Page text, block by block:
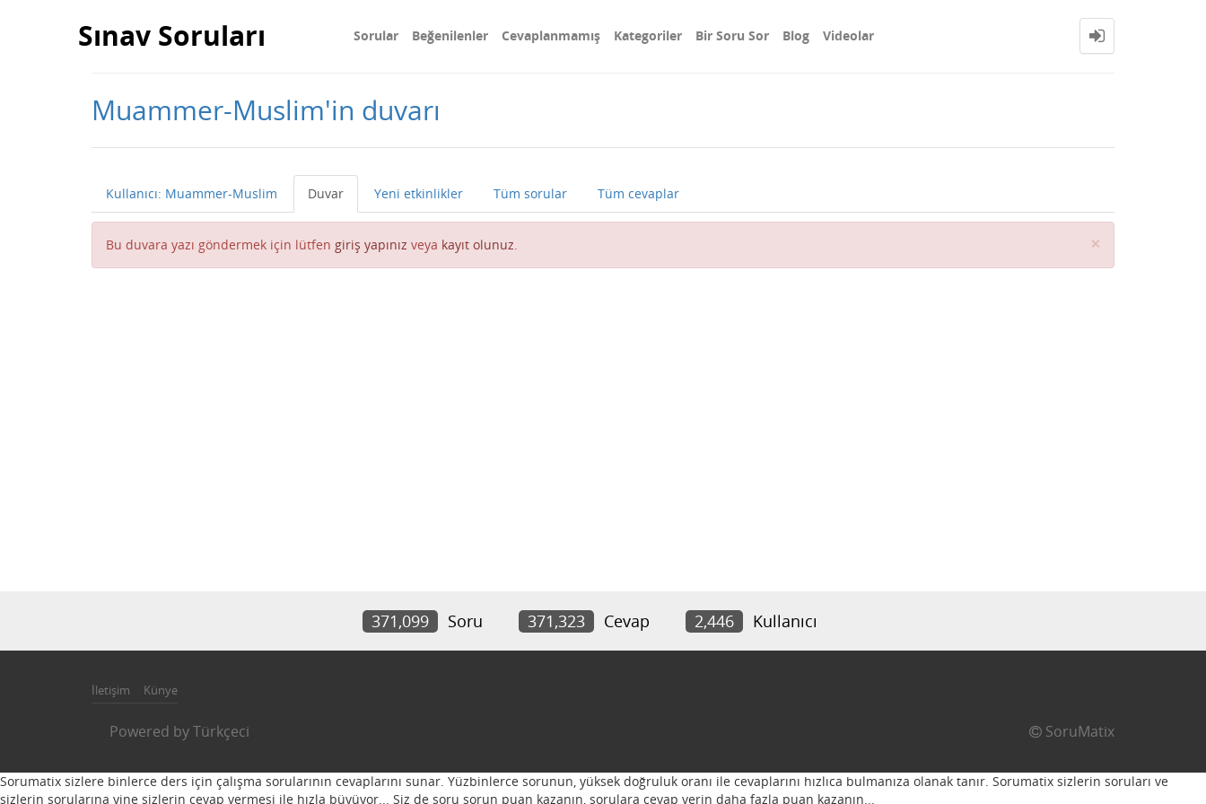
Sınav Soruları Sorular Beğenilenler Cevaplanmamış Kategoriler Bir Soru Sor Blog Videolar
Muammer-Muslim'in duvarı
Kullanıcı: Muammer-Muslim Duvar Yeni etkinlikler Tüm sorular Tüm cevaplar
Bu duvara yazı göndermek için lütfen giriş yapınız veya kayıt olunuz. ×
371,099 Soru 371,323 Cevap 2,446 Kullanıcı
İletişim Künye
Powered byTürkçeci SoruMatix
Sorumatix sizlere binlerce ders için çalışma sorularının cevaplarını sunar. Yüzbinlerce sorunun, yüksek doğruluk oranı ile cevaplarını hızlıca bulmanıza olanak tanır. Sorumatix sizlerin soruları ve
sizlerin sorularına yine sizlerin cevap vermesi ile hızla büyüyor... Siz de soru sorun puan kazanın, sorulara cevap verin daha fazla puan kazanın...